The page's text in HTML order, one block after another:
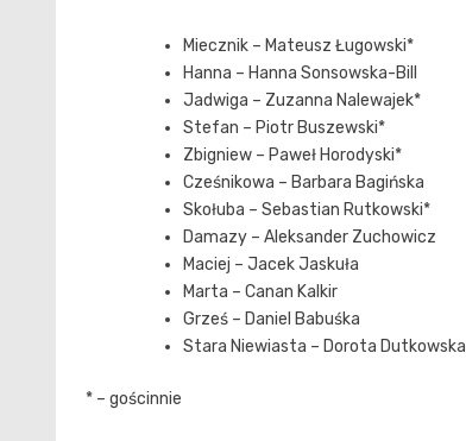
Miecznik – Mateusz Ługowski*
Hanna – Hanna Sonsowska-Bill
Jadwiga – Zuzanna Nalewajek*
Stefan – Piotr Buszewski*
Zbigniew – Paweł Horodyski*
Cześnikowa – Barbara Bagińska
Skołuba – Sebastian Rutkowski*
Damazy – Aleksander Zuchowicz
Maciej – Jacek Jaskuła
Marta – Canan Kalkir
Grześ – Daniel Babuśka
Stara Niewiasta – Dorota Dutkowska
* – gościnnie